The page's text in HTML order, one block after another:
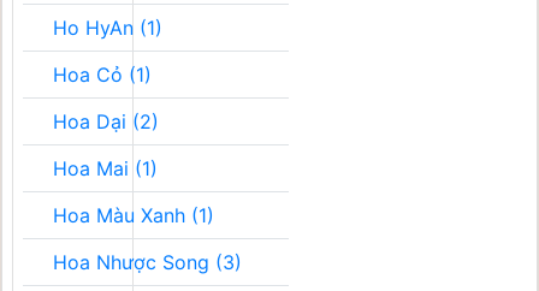
Ho HyAn (1)
Hoa Cỏ (1)
Hoa Dại (2)
Hoa Mai (1)
Hoa Màu Xanh (1)
Hoa Nhược Song (3)